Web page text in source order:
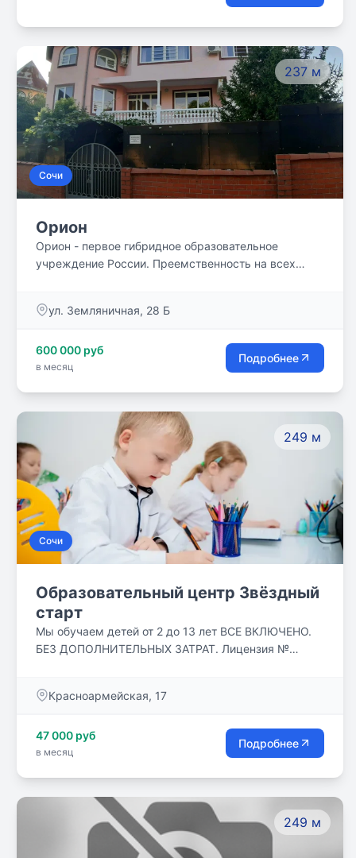
237 м
Сочи
Орион
Орион - первое гибридное образовательное
учреждение России. Преемственность на всех
Авторские программы на основе ФГОС.
обучения.
ул. Земляничная, 28 Б
600 000 руб
в месяц
Подробнее
249 м
Сочи
Образовательный центр Звёздный
старт
Мы обучаем детей от 2 до 13 лет ВСЕ ВКЛЮЧЕНО.
БЕЗ ДОПОЛНИТЕЛЬНЫХ ЗАТРАТ. Лицензия №
растут счастливыми. Можно произвести оплату за
Красноармейская, 17
47 000 руб
в месяц
Подробнее
249 м